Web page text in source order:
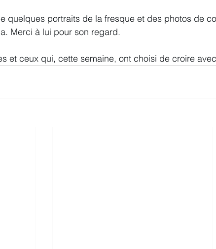
quelques portraits de la fresque et des photos de
Merci à lui pour son regard.
et ceux qui, cette semaine, ont choisi de croire